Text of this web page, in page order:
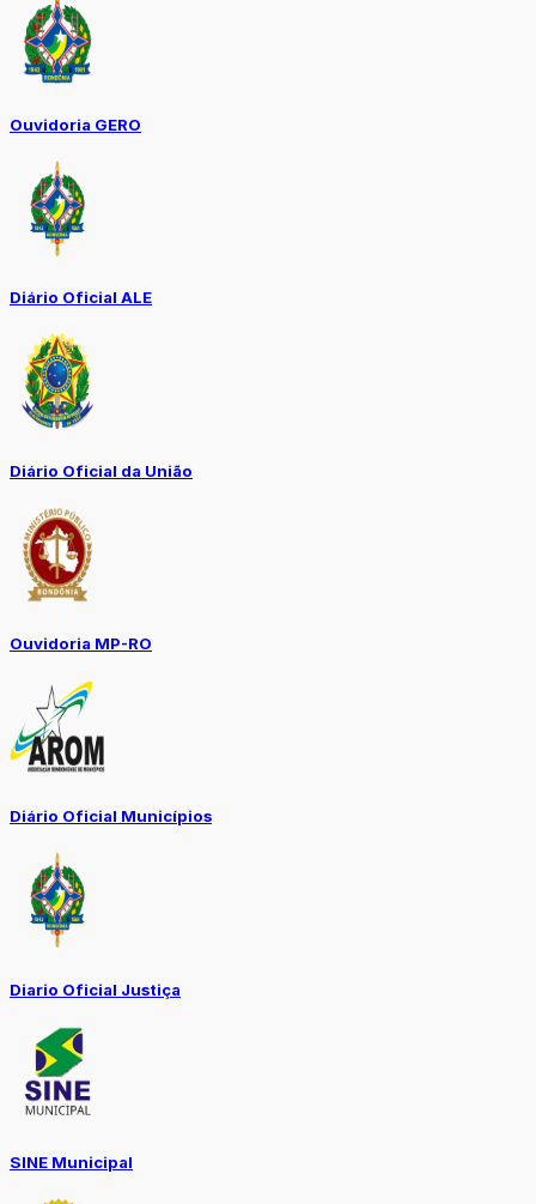
Ouvidoria GERO
Diário Oficial ALE
Diário Oficial da União
Ouvidoria MP-RO
Diário Oficial Municípios
Diario Oficial Justiça
SINE Municipal